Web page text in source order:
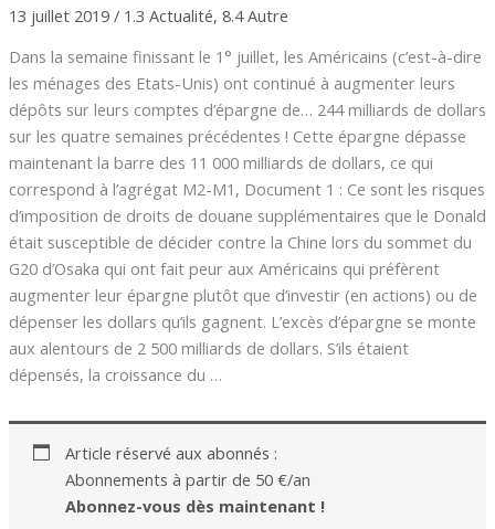
13 juillet 2019 / 1.3 Actualité, 8.4 Autre
Dans la semaine finissant le 1° juillet, les Américains (c’est-à-dire
les ménages des Etats-Unis) ont continué à augmenter leurs
dépôts sur leurs comptes d’épargne de… 244 milliards de dollars
sur les quatre semaines précédentes ! Cette épargne dépasse
maintenant la barre des 11 000 milliards de dollars, ce qui
correspond à l’agrégat M2-M1, Document 1 : Ce sont les risques
d’imposition de droits de douane supplémentaires que le Donald
était susceptible de décider contre la Chine lors du sommet du
G20 d’Osaka qui ont fait peur aux Américains qui préfèrent
augmenter leur épargne plutôt que d’investir (en actions) ou de
dépenser les dollars qu’ils gagnent. L’excès d’épargne se monte
aux alentours de 2 500 milliards de dollars. S’ils étaient
dépensés, la croissance du …
Article réservé aux abonnés :
Abonnements à partir de 50 €/an
Abonnez-vous dès maintenant !